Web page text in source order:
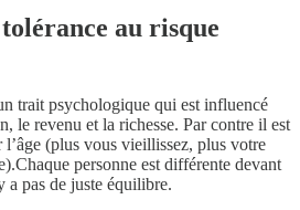
au risque
trait psychologique qui est influencé
le revenu et la richesse. Par contre il est
(plus vous vieillissez, plus votre
personne est différente devant
a pas de juste équilibre.